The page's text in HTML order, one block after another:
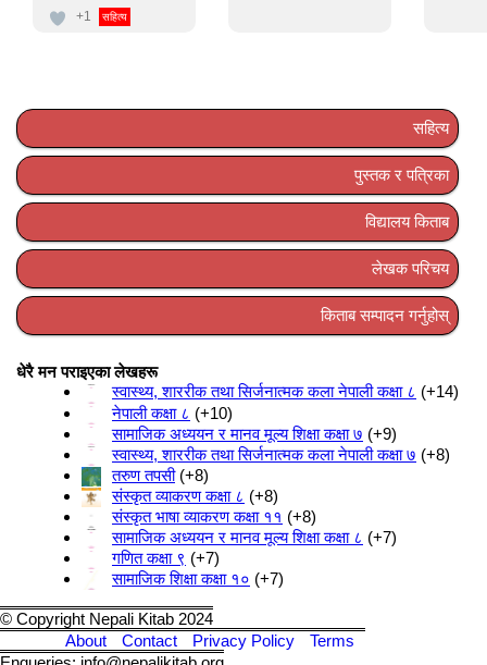
+1 सहित्य
सहित्य
पुस्तक र पत्रिका
विद्यालय किताब
लेखक परिचय
किताब सम्पादन गर्नुहोस्
धेरै मन पराइएका लेखहरू
स्वास्थ्य, शाररीक तथा सिर्जनात्मक कला नेपाली कक्षा ८
+14
नेपाली कक्षा ८
+10
सामाजिक अध्ययन र मानव मूल्य शिक्षा कक्षा ७ +9
स्वास्थ्य, शाररीक तथा सिर्जनात्मक कला नेपाली कक्षा ७ +8
तरुण तपसी +8
संस्कृत व्याकरण कक्षा ८
+8
संस्कृत भाषा व्याकरण कक्षा ११
+8
सामाजिक अध्ययन र मानव मूल्य शिक्षा कक्षा ८
+7
गणित कक्षा ९
+7
सामाजिक शिक्षा कक्षा १० +7
© Copyright Nepali Kitab 2024
About
Contact Privacy Policy
Terms